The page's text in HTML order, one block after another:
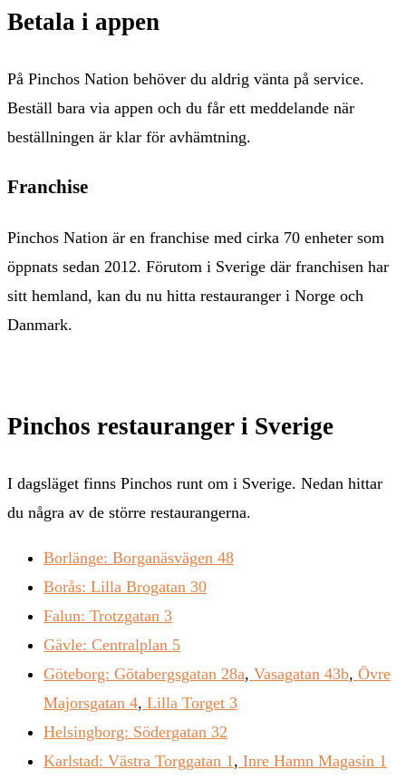
Betala i appen
På Pinchos Nation behöver du aldrig vänta på service.
Beställ bara via appen och du får ett meddelande när
beställningen är klar för avhämtning.
Franchise
Pinchos Nation är en franchise med cirka 70 enheter som
öppnats sedan 2012. Förutom i Sverige där franchisen har
sitt hemland, kan du nu hitta restauranger i Norge och
Danmark.
Pinchos restauranger i Sverige
I dagsläget finns Pinchos runt om i Sverige. Nedan hittar
du några av de större restaurangerna.
Borlänge: Borganäsvägen 48
Borås: Lilla Brogatan 30
Falun: Trotzgatan 3
Gävle: Centralplan 5
Göteborg: Götabergsgatan 28a, Vasagatan 43b, Övre
Majorsgatan 4, Lilla Torget 3
Helsingborg: Södergatan 32
Karlstad: Västra Torggatan 1 , Inre Hamn Magasin 1